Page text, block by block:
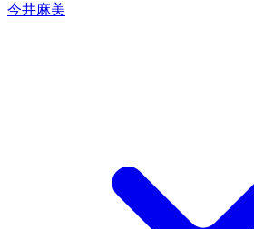
今井麻美